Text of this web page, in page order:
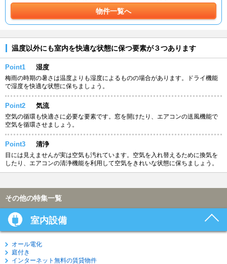
物件一覧へ
温度以外にも室内を快適な状態に保つ要素が３つあります
Point1 湿度
梅雨の時期の暑さは温度よりも湿度によるものの場合があります。ドライ機能
で湿度を快適な状態に保ちましょう。
Point2 気流
空気の循環も快適さに必要な要素です。窓を開けたり、エアコンの送風機能で
空気を循環させましょう。
Point3 清浄
目には見えませんが実は空気も汚れています。空気を入れ替えるために換気を
したり、エアコンの清浄機能を利用して空気をきれいな状態に保ちましょう。
その他の特集一覧
室内設備
オール電化
庭付き
インターネット無料の賃貸物件